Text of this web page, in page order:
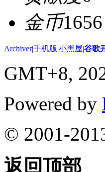
金币1656
Archiver|手机版|小黑屋|谷歌
GMT+8,
Powered by
© 2001-
返回顶部